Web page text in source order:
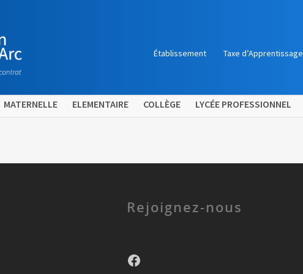
MATERNELLE ELEMENTAIRE COLLÈGE LYCÉE PROFESSIONNEL
Établissement Taxe d’Apprentissage
Rejoignez-nous